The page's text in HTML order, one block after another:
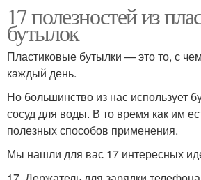
17 полезностей из
бутылок
Пластиковые бутылки — это то, с
каждый день.
Но большинство из нас использует
сосуд для воды. В то время как им
полезных способов применения.
Мы нашли для вас 17 интересных